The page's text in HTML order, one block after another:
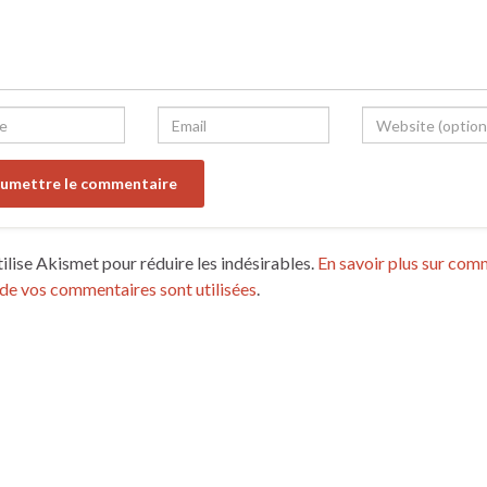
Akismet pour réduire les indésirables. En savoir plus sur
vos commentaires sont utilisées.